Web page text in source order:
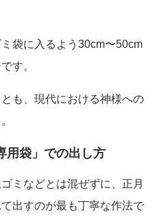
袋に入るよう30cm〜50cm
す。
も、現代における神様への
用袋」での出し方
ミなどとは混ぜずに、正月
出すのが最も丁寧な作法で